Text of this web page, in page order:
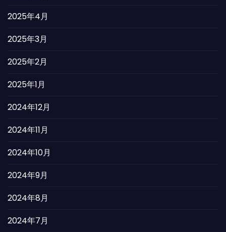
2025年4月
2025年3月
2025年2月
2025年1月
2024年12月
2024年11月
2024年10月
2024年9月
2024年8月
2024年7月